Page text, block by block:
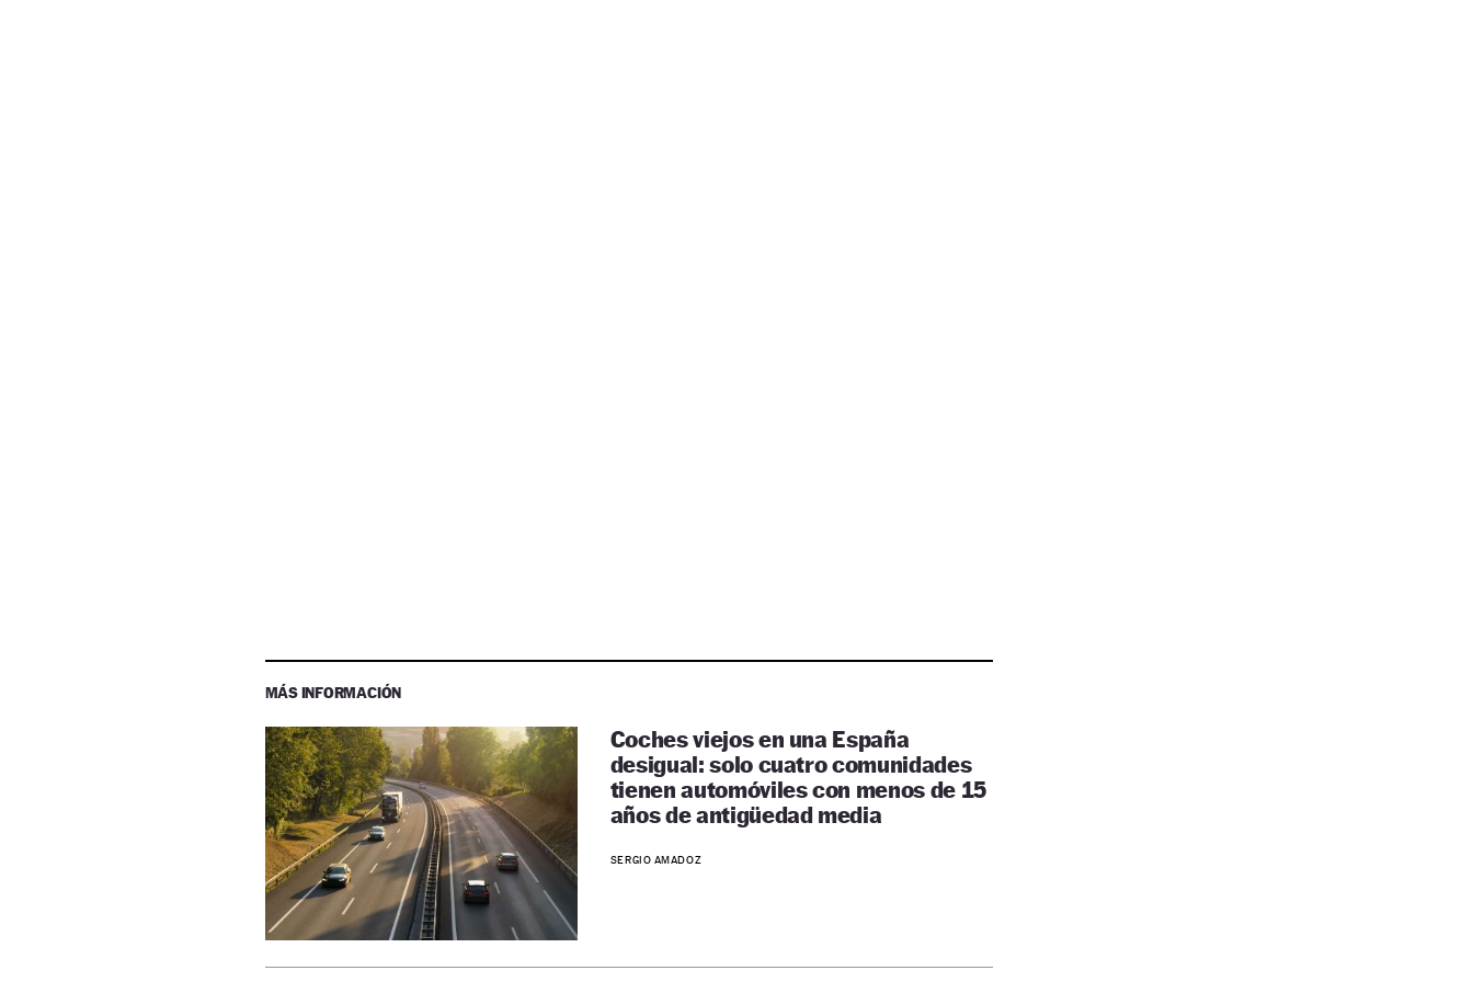
MÁS INFORMACIÓN
Coches viejos en una España
desigual: solo cuatro comunidades
tienen automóviles con menos de 15
años de antigüedad media
SERGIO AMADOZ